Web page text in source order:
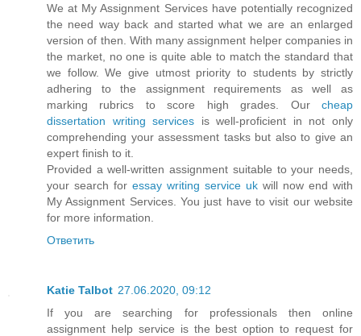
We at My Assignment Services have potentially recognized
the need way back and started what we are an enlarged
version of then. With many assignment helper companies in
the market, no one is quite able to match the standard that
we follow. We give utmost priority to students by strictly
adhering to the assignment requirements as well as
marking rubrics to score high grades. Our cheap
dissertation writing services is well-proficient in not only
comprehending your assessment tasks but also to give an
expert finish to it.
Provided a well-written assignment suitable to your needs,
your search for essay writing service uk will now end with
My Assignment Services. You just have to visit our website
for more information.
Ответить
Katie Talbot 27.06.2020, 09:12
If you are searching for professionals then online
assignment help service is the best option to request for